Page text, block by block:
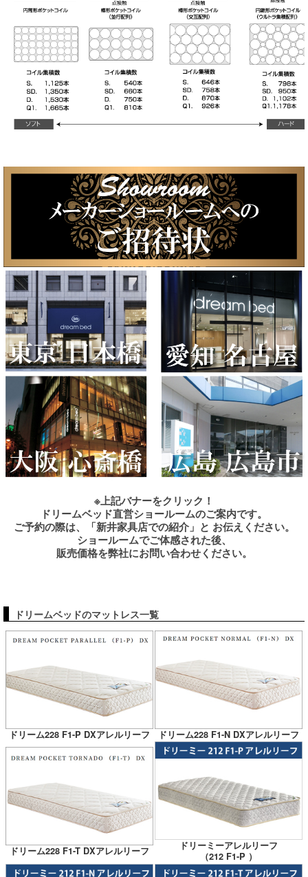
※上記バナーをクリック！
ドリームベッド直営ショールームのご案内です。
ご予約の際は、「新井家具店での紹介」と お伝えください。
ショールームでご体感された後、
販売価格を弊社にお問い合わせください。
ドリームベッドのマットレス一覧
ドリーム228 F1-P DXアレルリーフ ドリーム228 F1-N DXアレルリーフ
ドリーム228 F1-T DXアレルリーフ
ドリーミーアレルリーフ
（212 F1-P ）